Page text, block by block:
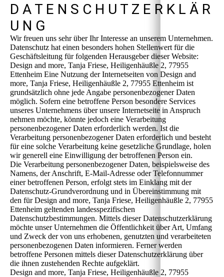
D A T E N S C H U T Z E R K L Ä R
U N G
Wir freuen uns sehr über Ihr Interesse an unserem Unternehmen.
Datenschutz hat einen besonders hohen Stellenwert für die
Geschäftsleitung für folgenden Herausgeber dieser Website:
Design and more, Tanja Friese, Heiligenhäußle 2, 77955
Ettenheim Eine Nutzung der Internetseiten von Design and
more, Tanja Friese, Heiligenhäußle 2, 77955 Ettenheim ist
grundsätzlich ohne jede Angabe personenbezogener Daten
möglich. Sofern eine betroffene Person besondere Services
unseres Unternehmens über unsere Internetseite in Anspruch
nehmen möchte, könnte jedoch eine Verarbeitung
personenbezogener Daten erforderlich werden. Ist die
Verarbeitung personenbezogener Daten erforderlich und besteht
für eine solche Verarbeitung keine gesetzliche Grundlage, holen
wir generell eine Einwilligung der betroffenen Person ein.
Die Verarbeitung personenbezogener Daten, beispielsweise des
Namens, der Anschrift, E-Mail-Adresse oder Telefonnummer
einer betroffenen Person, erfolgt stets im Einklang mit der
Datenschutz-Grundverordnung und in Übereinstimmung mit
den für Design and more, Tanja Friese, Heiligenhäußle 2, 77955
Ettenheim geltenden landesspezifischen
Datenschutzbestimmungen. Mittels dieser Datenschutzerklärung
möchte unser Unternehmen die Öffentlichkeit über Art, Umfang
und Zweck der von uns erhobenen, genutzten und verarbeiteten
personenbezogenen Daten informieren. Ferner werden
betroffene Personen mittels dieser Datenschutzerklärung über
die ihnen zustehenden Rechte aufgeklärt.
Design and more, Tanja Friese, Heiligenhäußle 2, 77955